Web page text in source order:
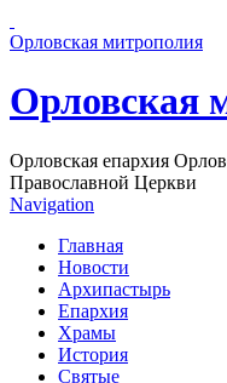
Орловская митрополия
Орловская
Орловская епархия
Православной Церкви
Navigation
Главная
Новости
Архипастырь
Епархия
Храмы
История
Святые